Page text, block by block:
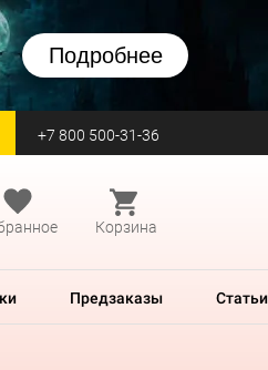
Подробнее
+7 800 500-31-36
Корзина
Предзаказы Статьи